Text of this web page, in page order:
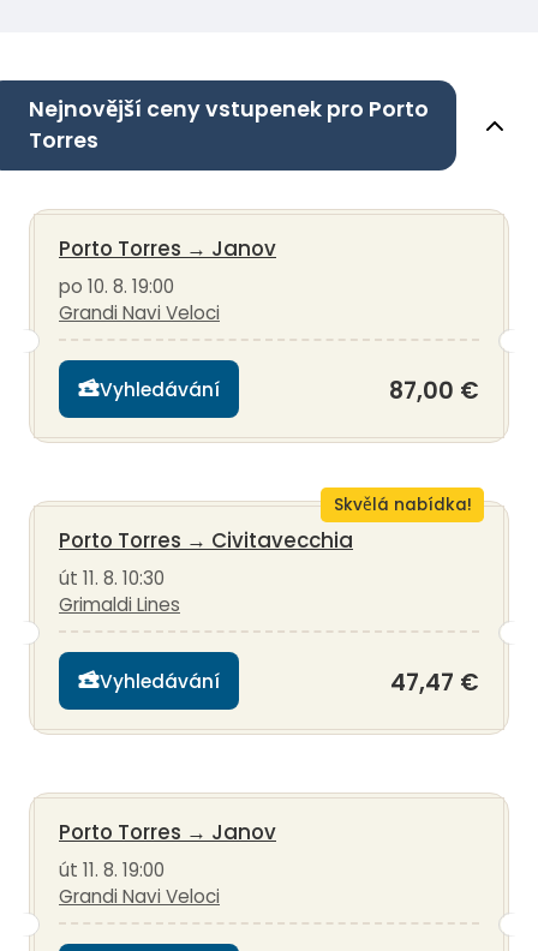
Nejnovější ceny vstupenek pro Porto
Torres
Porto Torres → Janov
po 10. 8. 19:00
Grandi Navi Veloci
Vyhledávání 87,00 €
Skvělá nabídka!
Porto Torres → Civitavecchia
út 11. 8. 10:30
Grimaldi Lines
Vyhledávání 47,47 €
Porto Torres → Janov
út 11. 8. 19:00
Grandi Navi Veloci